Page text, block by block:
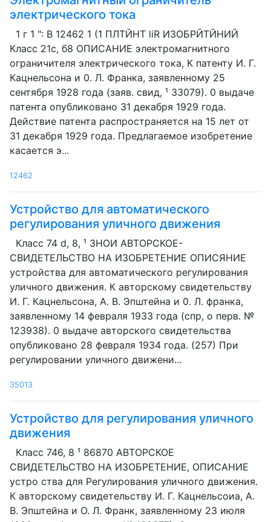
электрического тока
1 г 1 ": В 12462 1 (1 ПЛТЙНТ liR ИЗОБРЙТЙНИЙ
Класс 21с, б8 ОПИСАНИЕ электромагнитного
ограничителя электрического тока, К патенту И. Г.
Кацнельсона и 0. Л. Франка, заявленному 25
сентября 1928 года (заяв. свид, ¹ 33079). 0 выдаче
патента опубликовано 31 декабря 1929 года.
Действие патента распространяется на 15 лет от
31 декабря 1929 года. Предлагаемое изобретение
касается э...
12462
Устройство для автоматического
регулирования уличного движения
Класс 74 d, 8, ¹ ЗНОИ АВТОРСКОЕ-
СВИДЕТЕЛЬСТВО HA ИЗОБРЕТЕНИЕ ОПИСЯНИЕ
устройства для автоматического регулирования
уличного движения. К авторскому свидетельству
И. Г. Кацнельсона, A. В. Эпштейна и 0. Л. франка,
заявленному 14 февраля 1933 года (спр, о перв. №
123938). 0 выдаче авторского свидетельства
опубликовано 28 февраля 1934 года. (257) При
регулировании уличного движени...
35013
Устройство для регулирования уличного
движения
Класс 746, 8 ¹ 86870 АВТОРСКОЕ
СВИДЕТЕЛЬСТВО НА ИЗОБРЕТЕНИЕ, ОПИСАНИЕ
устро ства для Регулирования уличного движения.
К авторскому свидетельству И. Г. Кацнельсоиа, А.
В. Эпштейна и О. Л. Франк, заявленному 23 июля